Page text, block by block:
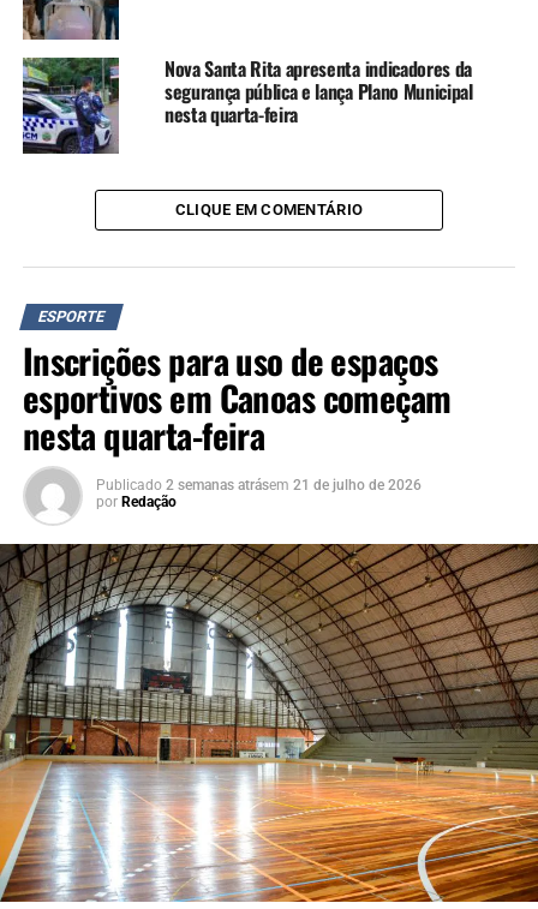
Handebol Feminino
Nascidas em 2013, 2014 e 2015, às 14h
Nascidas em 2010, 2011 e 2012, às 15h
Nascidas a partir de 2009, às 19h
Local: Centro Olímpico Municipal, Avenida Araguaia,
12 de março
Handebol Masculino Adulto – nascidos a partir de 2007,
Local: Centro Olímpico Municipal, Avenida Araguaia,
1151, bairro Igara
13 de março
Judô Masculino e Feminino – nascidos entre 2016 e
2019, às 9h
Local: CEL Estação Cidadania, Avenida Rio Grande do
Sul, 3320, bairro Mathias Velho.
TÓPICOS RELACIONADOS: CANOAS ESPORTE
FEATURED
SELEÇÃO
A SEGUIR UP
STU National 2026 começa nesta sexta-feira, 20, em Porto
Alegre com competição de skate e shows
NÃO SE ESQUEÇA
Centro de Esporte em Canoas recebe seletiva de ginástica
rítmica e atletismo do Programa Talentos do Esporte
Nova Santa Rita apresenta indicadores da
segurança pública e lança Plano Municipal
nesta quarta-feira
CLIQUE EM COMENTÁRIO
ESPORTE
Inscrições para uso de espaços
esportivos em Canoas começam
nesta quarta-feira
Publicado 2 semanas atrásem 21 de julho de 2026
por Redação